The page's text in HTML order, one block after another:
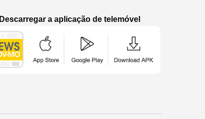
Descarregar a aplicação de telemóvel